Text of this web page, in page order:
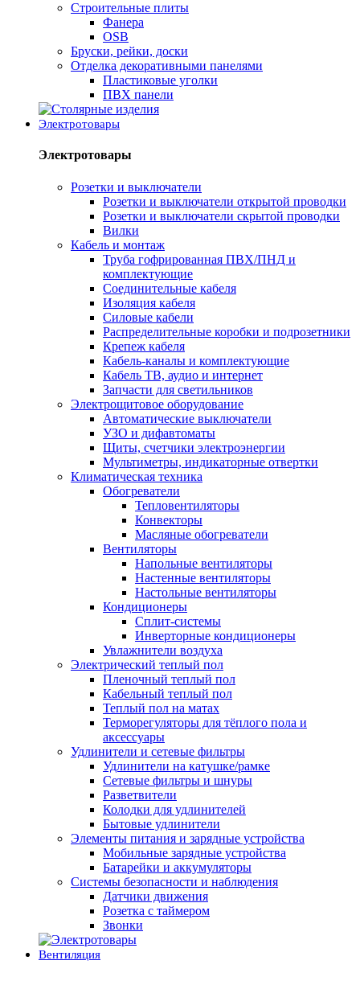
Строительные плиты
Фанера
OSB
Бруски, рейки, доски
Отделка декоративными панелями
Пластиковые уголки
ПВХ панели
Электротовары
Электротовары
Розетки и выключатели
Розетки и выключатели открытой проводки
Розетки и выключатели скрытой проводки
Вилки
Кабель и монтаж
Труба гофрированная ПВХ/ПНД и
комплектующие
Соединительные кабеля
Изоляция кабеля
Силовые кабели
Распределительные коробки и подрозетники
Крепеж кабеля
Кабель-каналы и комплектующие
Кабель ТВ, аудио и интернет
Запчасти для светильников
Электрощитовое оборудование
Автоматические выключатели
УЗО и дифавтоматы
Щиты, счетчики электроэнергии
Мультиметры, индикаторные отвертки
Климатическая техника
Обогреватели
Тепловентиляторы
Конвекторы
Масляные обогреватели
Вентиляторы
Напольные вентиляторы
Настенные вентиляторы
Настольные вентиляторы
Кондиционеры
Сплит-системы
Инверторные кондиционеры
Увлажнители воздуха
Электрический теплый пол
Пленочный теплый пол
Кабельный теплый пол
Теплый пол на матах
Терморегуляторы для тёплого пола и
аксессуары
Удлинители и сетевые фильтры
Удлинители на катушке/рамке
Сетевые фильтры и шнуры
Разветвители
Колодки для удлинителей
Бытовые удлинители
Элементы питания и зарядные устройства
Мобильные зарядные устройства
Батарейки и аккумуляторы
Системы безопасности и наблюдения
Датчики движения
Розетка с таймером
Звонки
Вентиляция